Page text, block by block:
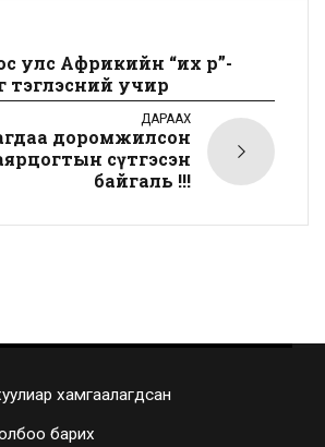
улс Африкийн “их өр”-
тэглэсний учир
ДАРААХ
доромжилсон
сүтгэсэн
байгаль !!!
хамгаалагдсан
барих